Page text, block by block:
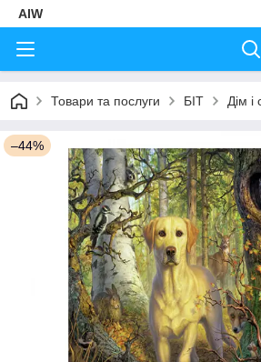
AIW
Товари та послуги БІТ Дім і
–44%